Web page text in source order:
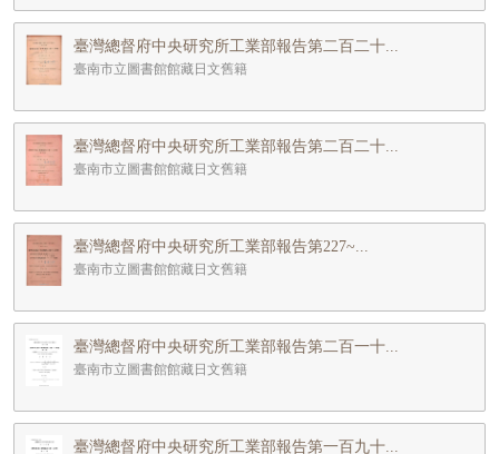
臺灣總督府中央研究所工業部報告第二百二十...
臺南市立圖書館館藏日文舊籍
臺灣總督府中央研究所工業部報告第二百二十...
臺南市立圖書館館藏日文舊籍
臺灣總督府中央研究所工業部報告第227~...
臺南市立圖書館館藏日文舊籍
臺灣總督府中央研究所工業部報告第二百一十...
臺南市立圖書館館藏日文舊籍
臺灣總督府中央研究所工業部報告第一百九十...